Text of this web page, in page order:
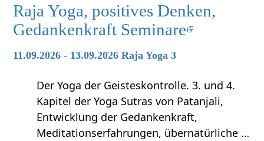
Raja Yoga, positives Denken,
Gedankenkraft Seminare
11.09.2026 - 13.09.2026 Raja Yoga 3
Der Yoga der Geisteskontrolle. 3. und 4.
Kapitel der Yoga Sutras von Patanjali,
Entwicklung der Gedankenkraft,
Meditationserfahrungen, übernatürliche …